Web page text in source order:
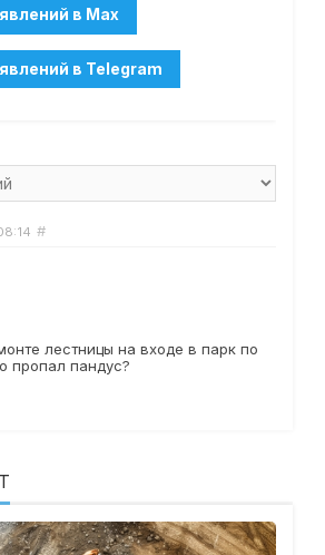
#
лестницы на входе в парк по
пропал пандус?